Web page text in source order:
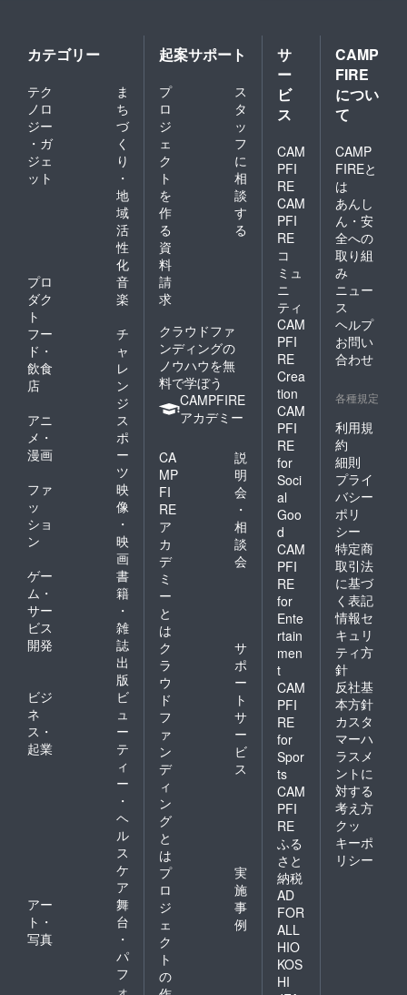
カテゴリー
テク
ノロ
ジー
・ガ
ジェ
ット
ま
ち
づ
く
り
・
地
域
活
性
化
プロ
ダク
ト
音
楽
フー
ド・
飲食
店
チ
ャ
レ
ン
ジ
アニ
メ・
漫画
ス
ポ
ー
ツ
ファ
ッ
ショ
ン
映
像
・
映
画
ゲー
ム・
サー
ビス
開発
書
籍
・
雑
誌
出
版
ビジ
ネ
ス・
起業
ビ
ュ
ー
テ
ィ
ー
・
ヘ
ル
ス
ケ
ア
アー
ト・
写真
舞
台
・
パ
フ
ォ
起案サポート
プ
ロ
ジ
ェ
ク
ト
を
作
る
ス
タ
ッ
フ
に
相
談
す
る
資
料
請
求
クラウドファ
ンディングの
ノウハウを無
料で学ぼう
CAMPFIRE
アカデミー
CA
MP
FI
RE
ア
カ
デ
ミ
ー
と
は
説
明
会
・
相
談
会
ク
ラ
ウ
ド
フ
ァ
ン
デ
ィ
ン
グ
と
は
サ
ポ
ー
ト
サ
ー
ビ
ス
プ
ロ
ジ
ェ
ク
ト
の
実
施
事
例
サ
ー
ビ
ス
CAM
PFI
RE
CAM
PFI
RE
コ
ミュ
ニ
ティ
CAM
PFI
RE
Crea
tion
CAM
PFI
RE
for
Soci
al
Goo
d
CAM
PFI
RE
for
Ente
rtain
men
t
CAM
PFI
RE
for
Spor
ts
CAM
PFI
RE
ふる
さと
納税
AD
FOR
ALL
HIO
KOS
HI
CAMP
FIRE
につい
て
CAMP
FIREと
は
あんし
ん・安
全への
取り組
み
ニュー
ス
ヘルプ
お問い
合わせ
各種規定
利用規
約
細則
プライ
バシー
ポリ
シー
特定商
取引法
に基づ
く表記
情報セ
キュリ
ティ方
針
反社基
本方針
カスタ
マーハ
ラスメ
ントに
対する
考え方
クッ
キーポ
リシー